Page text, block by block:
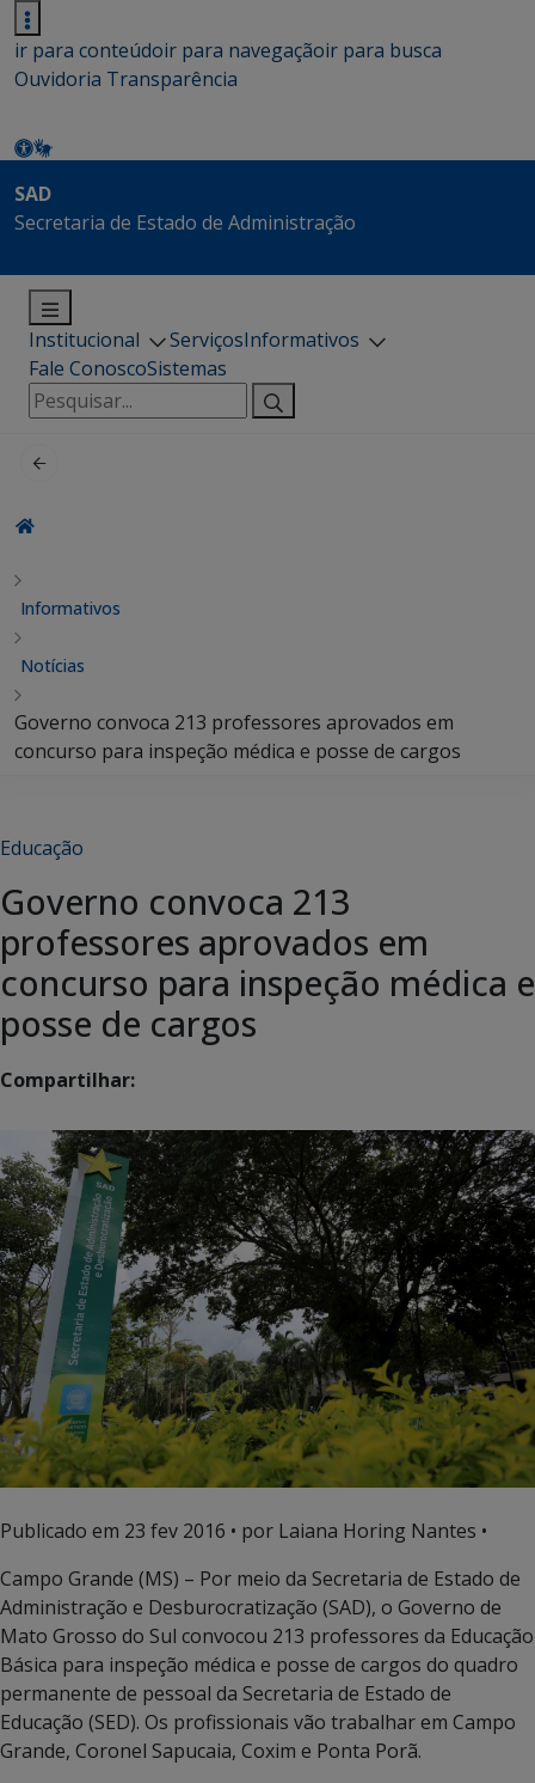
ir para conteúdoir para navegaçãoir para busca
Ouvidoria Transparência
SAD
Secretaria de Estado de Administração
Institucional ServiçosInformativos
Fale ConoscoSistemas
Pesquisar
por:
Informativos
Notícias
Governo convoca 213 professores aprovados em
concurso para inspeção médica e posse de cargos
Educação
Governo convoca 213
professores aprovados em
concurso para inspeção médica e
posse de cargos
Compartilhar:
Publicado em 23 fev 2016 • por Laiana Horing Nantes •
Campo Grande (MS) – Por meio da Secretaria de Estado de
Administração e Desburocratização (SAD), o Governo de
Mato Grosso do Sul convocou 213 professores da Educação
Básica para inspeção médica e posse de cargos do quadro
permanente de pessoal da Secretaria de Estado de
Educação (SED). Os profissionais vão trabalhar em Campo
Grande, Coronel Sapucaia, Coxim e Ponta Porã.